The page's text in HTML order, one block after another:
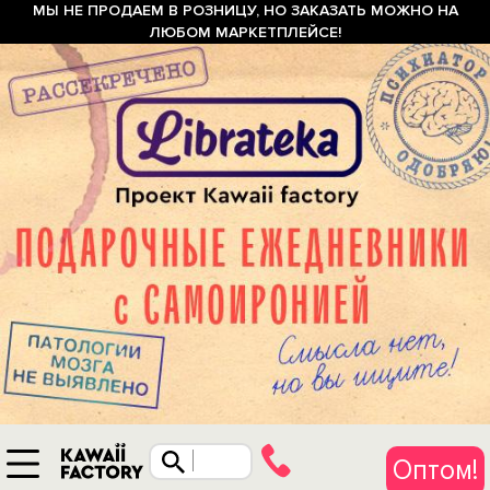
МЫ НЕ ПРОДАЕМ В РОЗНИЦУ, НО ЗАКАЗАТЬ МОЖНО НА
ЛЮБОМ МАРКЕТПЛЕЙСЕ!
Оптом!